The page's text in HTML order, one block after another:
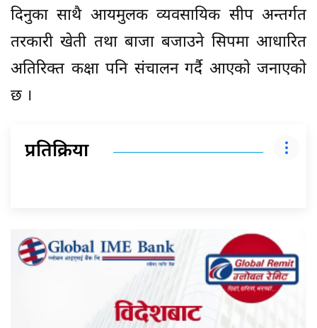
दिनुका साथै आयमुलक व्यवसायिक सीप अन्तर्गत
तरकारी खेती तथा बाजा बजाउने सिपमा आधारित
अतिरिक्त कक्षा पनि संचालन गर्दै आएकाे जनाएकाे
छ ।
प्रतिक्रिया